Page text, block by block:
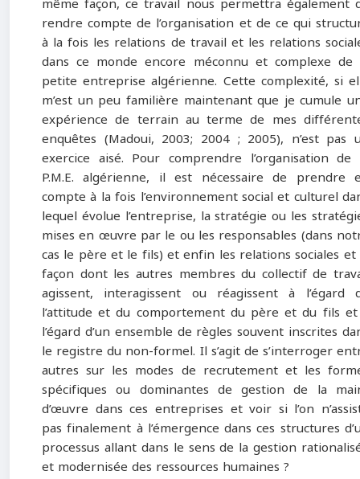
rendre compte de l’organisation et de ce qui
à la fois les relations de travail et les relations
dans ce monde encore méconnu et complexe de
petite entreprise algérienne. Cette complexité, si
m’est un peu familière maintenant que je cumule
expérience de terrain au terme de mes
enquêtes (Madoui, 2003; 2004 ; 2005), n’est pas
exercice aisé. Pour comprendre l’organisation de
P.M.E. algérienne, il est nécessaire de prendre
compte à la fois l’environnement social et culturel
lequel évolue l’entreprise, la stratégie ou les
mises en œuvre par le ou les responsables (dans
cas le père et le fils) et enfin les relations sociales et
façon dont les autres membres du collectif de
agissent, interagissent ou réagissent à l’égard
l’attitude et du comportement du père et du fils
l’égard d’un ensemble de règles souvent inscrites
le registre du non-formel. Il s’agit de s’interroger
autres sur les modes de recrutement et les
spécifiques ou dominantes de gestion de la
d’œuvre dans ces entreprises et voir si l’on
pas finalement à l’émergence dans ces structures
processus allant dans le sens de la gestion
et modernisée des ressources humaines ?